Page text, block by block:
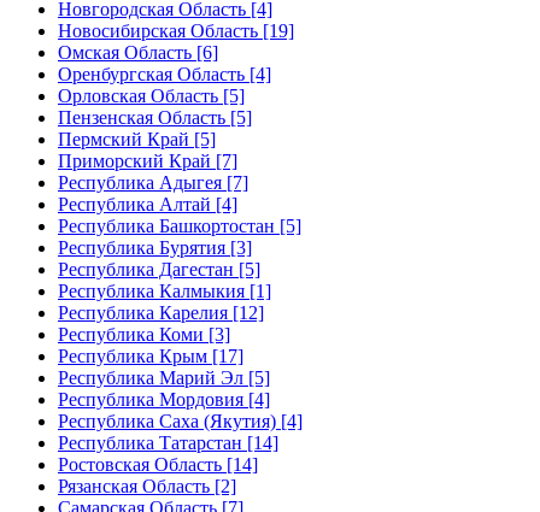
Новгородская Область [4]
Новосибирская Область [19]
Омская Область [6]
Оренбургская Область [4]
Орловская Область [5]
Пензенская Область [5]
Пермский Край [5]
Приморский Край [7]
Республика Адыгея [7]
Республика Алтай [4]
Республика Башкортостан [5]
Республика Бурятия [3]
Республика Дагестан [5]
Республика Калмыкия [1]
Республика Карелия [12]
Республика Коми [3]
Республика Крым [17]
Республика Марий Эл [5]
Республика Мордовия [4]
Республика Саха (Якутия) [4]
Республика Татарстан [14]
Ростовская Область [14]
Рязанская Область [2]
Самарская Область [7]